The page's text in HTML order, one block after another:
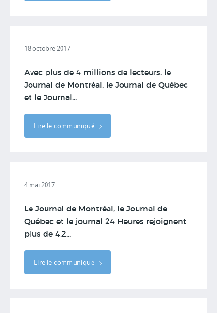
18 octobre 2017
Avec plus de 4 millions de lecteurs, le
Journal de Montréal, le Journal de Québec
et le Journal...
Lire le communiqué
4 mai 2017
Le Journal de Montréal, le Journal de
Québec et le journal 24 Heures rejoignent
plus de 4,2...
Lire le communiqué